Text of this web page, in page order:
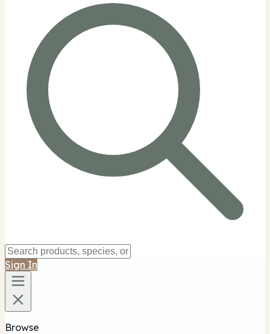
Sign In
Browse